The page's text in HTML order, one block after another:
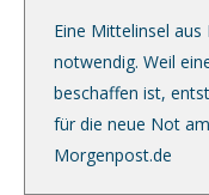
Eine Mittelinsel
notwendig. Weil
beschaffen ist,
für die neue Not
Morgenpost.de